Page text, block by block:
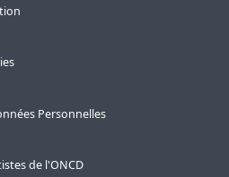
Personnelles
de l'ONCD